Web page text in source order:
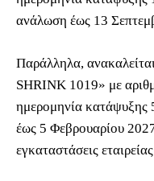
ανάλωση έως 13
Παράλληλα,
SHRINK 1019» με
ημερομηνία
έως 5 Φεβρουαρίου
εγκαταστάσεις